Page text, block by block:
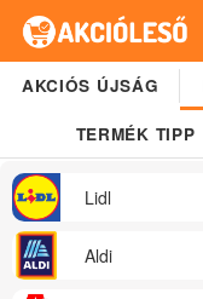
AKCIÓS ÚJSÁG
TERMÉK TIPP
Lidl
Aldi